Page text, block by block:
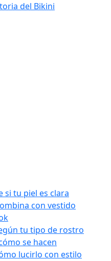
del Bikini
si tu piel es clara
con vestido
tu tipo de rostro
se hacen
lucirlo con estilo